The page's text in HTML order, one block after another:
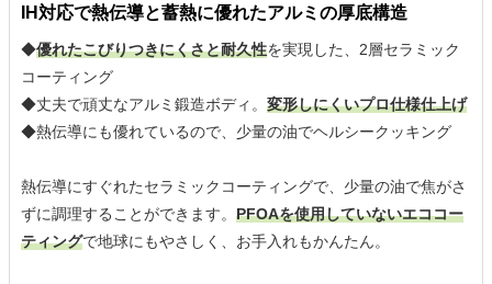
IH対応で熱伝導と蓄熱に優れたアルミの厚底構造
◆優れたこびりつきにくさと耐久性を実現した、2層セラミック
コーティング
◆丈夫で頑丈なアルミ鍛造ボディ。 変形しにくいプロ仕様仕上げ
◆熱伝導にも優れているので、少量の油でヘルシークッキング
熱伝導にすぐれたセラミックコーティングで、少量の油で焦がさ
ずに調理することができます。 PFOAを使用していないエココー
ティングで地球にもやさしく、お手入れもかんたん。